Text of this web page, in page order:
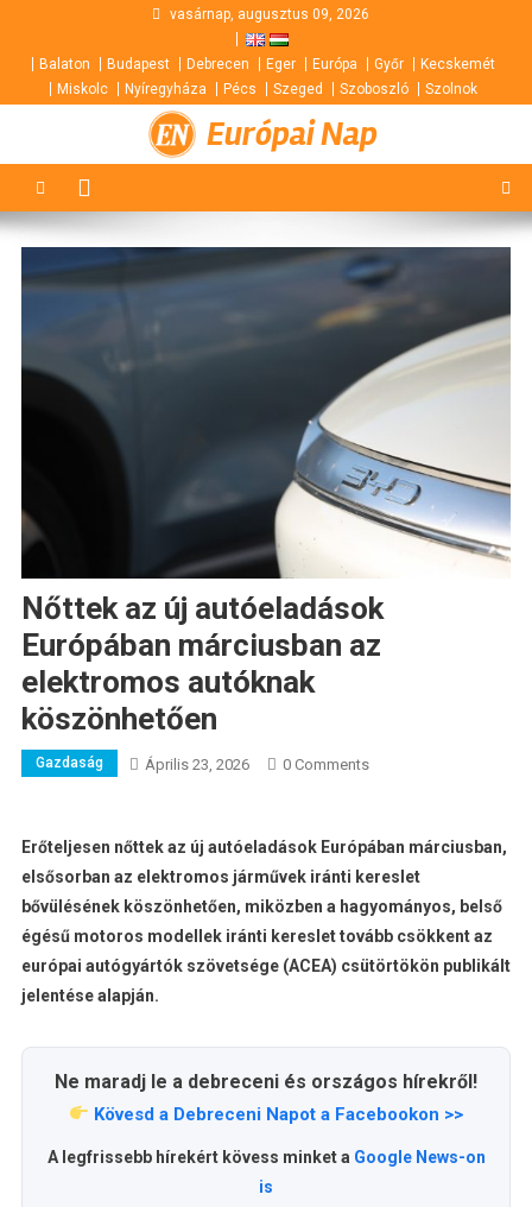
content
vasárnap, augusztus 09, 2026
Balaton Budapest Debrecen Eger Európa Győr
Kecskemét
Miskolc
Nyíregyháza Pécs Szeged Szoboszló Szolnok
Európai Nap
Nőttek az új autóeladások
Európában márciusban az
elektromos autóknak
köszönhetően
Gazdaság Április 23, 2026 0 Comments
Erőteljesen nőttek az új autóeladások Európában márciusban,
elsősorban az elektromos járművek iránti kereslet
bővülésének köszönhetően, miközben a hagyományos, belső
égésű motoros modellek iránti kereslet tovább csökkent az
európai autógyártók szövetsége (ACEA) csütörtökön publikált
jelentése alapján.
Ne maradj le a debreceni és országos hírekről!
Kövesd a Debreceni Napot a Facebookon >>
A legfrissebb hírekért kövess minket a Google News-on
is